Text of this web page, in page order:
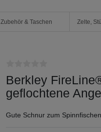
Zubehör & Taschen Zelte,
Berkley
geflochtene
Gute Schnur zum Spinnfischen